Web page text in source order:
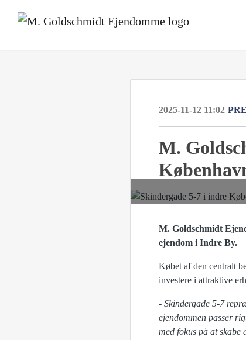
2025-11-12 11:02
M.
M. Goldschmidt
ejendom i Indre By.
Købet af den centralt
investere i attraktive
- Skindergade 5-7
ejendommen passer
med fokus på at skabe